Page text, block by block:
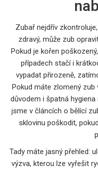
Zubař nejdřív
zdravý, může zub
Pokud je kořen
případech stačí i
vypadat přirozeně,
Pokud máte zlomený zub
důvodem i špatná
jsme v článcích o bělící
sklovinu poškodit,
Tady máte jasný přehled:
výzva, kterou lze vyřešit